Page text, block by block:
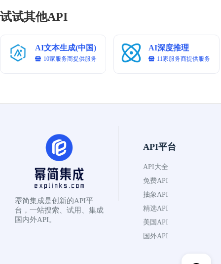
2. 逐句扫描语法、用词、标点问题。
3. 修正所有发现的错误，保持原意。
4. 输出纠正版本，以中文附上主要修改类型说明。
# Question:
州的红色山丘上，前奴隶的儿子和前奴隶主的儿子将能够坐
试试其他API
AI文本生成(中国)
10家服务商提供服务
AI深度推理
11家服务商提供服务
幂简集成是创新的API平
台，一站搜索、试用、集成
国内外API。
API平台
API大全
免费API
抽象API
精选API
美国API
国外API